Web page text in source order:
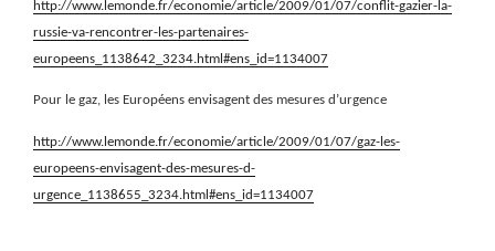
http://www.lemonde.fr/economie/article/2009/01/07/conflit-gazier-la-
russie-va-rencontrer-les-partenaires-
europeens_1138642_3234.html#ens_id=1134007
Pour le gaz, les Européens envisagent des mesures d’urgence
http://www.lemonde.fr/economie/article/2009/01/07/gaz-les-
europeens-envisagent-des-mesures-d-
urgence_1138655_3234.html#ens_id=1134007